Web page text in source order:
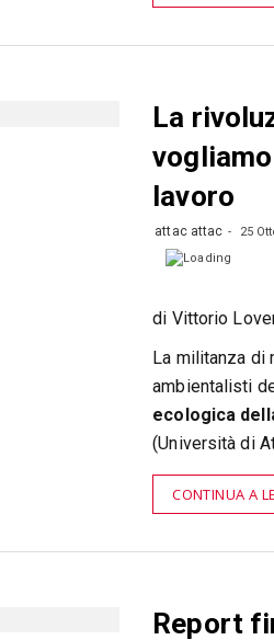
La
lavoro
attac attac 25
di Vittorio
La militanza di
ambientalisti
ecologica
(Università di
CONTINUA A
Report